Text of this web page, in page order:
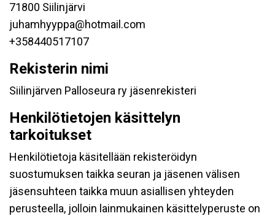
71800 Siilinjärvi
juhamhyyppa@hotmail.com
+358440517107
Rekisterin nimi
Siilinjärven Palloseura ry jäsenrekisteri
Henkilötietojen käsittelyn
tarkoitukset
Henkilötietoja käsitellään rekisteröidyn
suostumuksen taikka seuran ja jäsenen välisen
jäsensuhteen taikka muun asiallisen yhteyden
perusteella, jolloin lainmukainen käsittelyperuste on